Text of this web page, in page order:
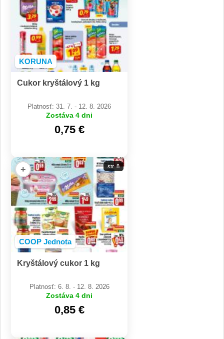
KORUNA
Cukor kryštálový 1 kg
Platnosť: 31. 7. - 12. 8. 2026
Zostáva 4 dni
0,75 €
+
COOP Jednota
str. 8
Kryštálový cukor 1 kg
Platnosť: 6. 8. - 12. 8. 2026
Zostáva 4 dni
0,85 €